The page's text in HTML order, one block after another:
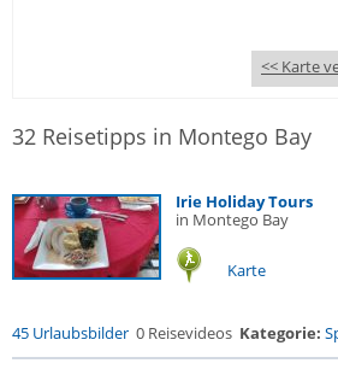
<< Karte
32 Reisetipps in Montego Bay
Irie Holiday Tours
in Montego Bay
Karte
45 Urlaubsbilder 0 Reisevideos Kategorie: